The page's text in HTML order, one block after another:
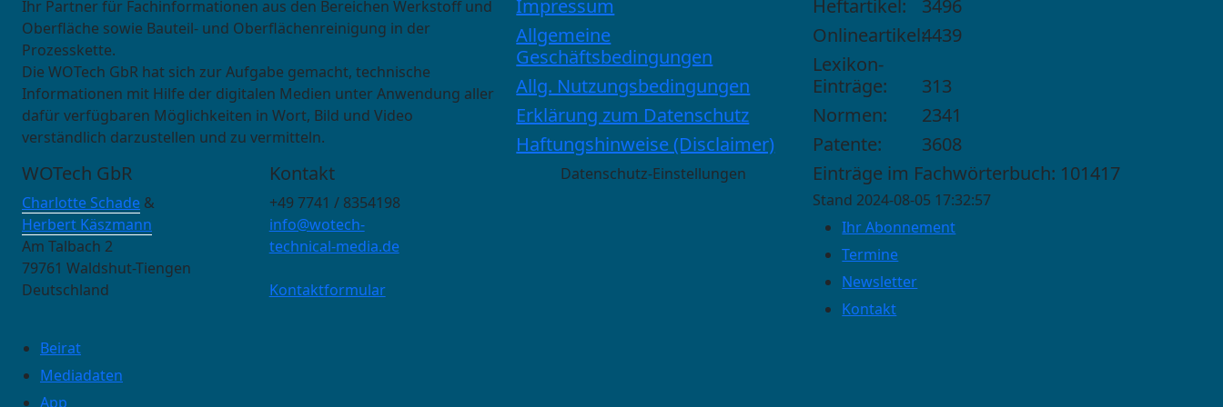
Ihr Partner für Fachinformationen aus den Bereichen Werkstoff und
Oberfläche sowie Bauteil- und Oberflächenreinigung in der
Prozesskette.
Die WOTech GbR hat sich zur Aufgabe gemacht, technische
Informationen mit Hilfe der digitalen Medien unter Anwendung aller
dafür verfügbaren Möglichkeiten in Wort, Bild und Video
verständlich darzustellen und zu vermitteln.
WOTech GbR
Charlotte Schade &
Herbert Käszmann
Am Talbach 2
79761 Waldshut-Tiengen
Deutschland
Kontakt
+49 7741 / 8354198
info@wotech-
technical-media.de
Kontaktformular
Impressum
Allgemeine
Geschäftsbedingungen
Allg. Nutzungsbedingungen
Erklärung zum Datenschutz
Haftungshinweise (Disclaimer)
Datenschutz-Einstellungen
Heftartikel:
3496
Onlineartikel:4439
Lexikon-
Einträge:
313
Normen:
2341
Patente:
3608
Einträge im Fachwörterbuch: 101417
Stand 2024-08-05 17:32:57
Ihr Abonnement
Termine
Newsletter
Kontakt
Beirat
Mediadaten
App